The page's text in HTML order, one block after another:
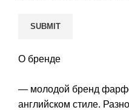
О бренде
— молодой бренд
английском стиле.